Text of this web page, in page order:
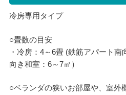
冷房専用タイプ
○畳数の目安
・冷房：4～6畳 (鉄筋アパート
向き和室：6～7㎡）
○ベランダの狭いお部屋や、室外